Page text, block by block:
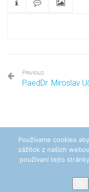
Previous
PaedDr. Miroslav
Pohrebníctvo Peter Samko
Používame cookies
zážitok z našich
používaní tejto